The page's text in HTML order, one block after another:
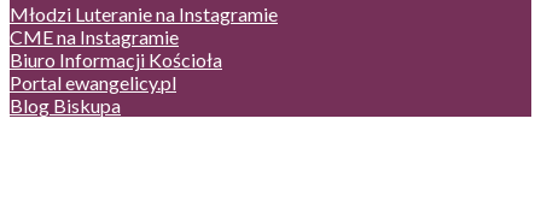
Młodzi Luteranie na Instagramie
CME na Instagramie
Biuro Informacji Kościoła
Portal ewangelicy.pl
Blog Biskupa